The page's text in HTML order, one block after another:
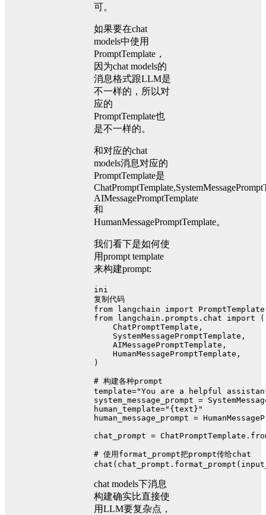
可。
如果要在chat
models中使用
PromptTemplate，
因为chat models的
消息格式跟LLM是
不一样的，所以对
应的
PromptTemplate也
是不一样的。
和对应的chat
models消息对应的
PromptTemplate是
AIMessagePromptTemplate
和
HumanMessagePromptTemplate。
我们看下是如何使
用prompt template
来构建prompt:
ini
复制代码
from langchain import PromptTemplate
from langchain.prompts.chat import (
    ChatPromptTemplate,
    SystemMessagePromptTemplate,
    AIMessagePromptTemplate,
    HumanMessagePromptTemplate,
)
# 构建各种prompt
template="You are a helpful
system_message_prompt =
human_template="{text}"
human_message_prompt =
chat_prompt =
# 使用format_prompt把prompt传给chat
chat(chat_prompt.format_prompt(
chat models下消息
构建确实比直接使
用LLM要复杂点，